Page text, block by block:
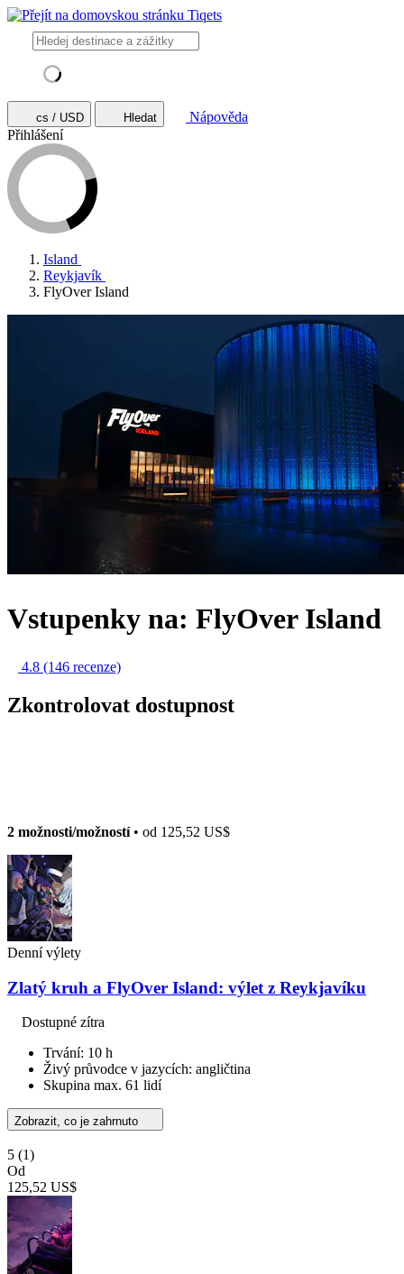
cs / USD Hledat
Nápověda
Přihlášení
Island
Reykjavík
FlyOver Island
Vstupenky na: FlyOver Island
4.8 (146 recenze)
Zkontrolovat dostupnost
2 možnosti/možností• od 125,52 US$
Denní výlety
Zlatý kruh a FlyOver Island: výlet z Reykjavíku
Dostupné zítra
Trvání: 10 h
Živý průvodce v jazycích: angličtina
Skupina max. 61 lidí
Zobrazit, co je zahrnuto
5 (1)
Od
125,52 US$